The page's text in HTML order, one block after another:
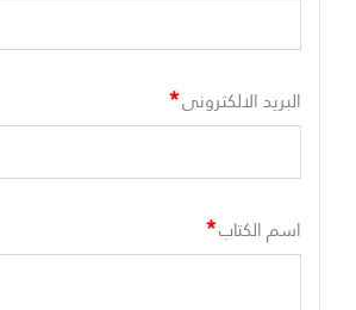
البريد الالكترونى*
اسم الكتاب*